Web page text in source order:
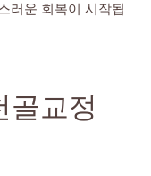
러운 회복이 시작됩
골교정